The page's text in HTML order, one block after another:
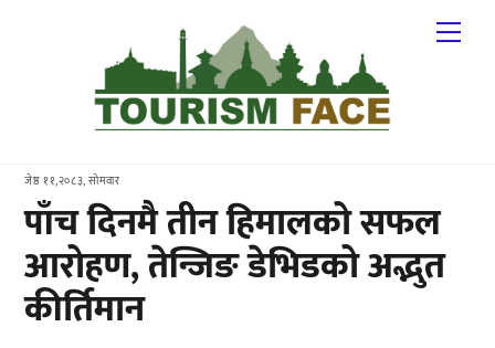
जेष्ठ ११,२०८३, सोमवार
पाँच दिनमै तीन हिमालको सफल
आरोहण, तेन्जिङ डेभिडको अद्भुत
कीर्तिमान